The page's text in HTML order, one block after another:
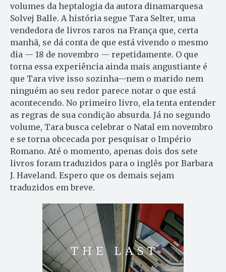
volumes da heptalogia da autora dinamarquesa
Solvej Balle. A história segue Tara Selter, uma
vendedora de livros raros na França que, certa
manhã, se dá conta de que está vivendo o mesmo
dia — 18 de novembro — repetidamente. O que
torna essa experiência ainda mais angustiante é
que Tara vive isso sozinha—nem o marido nem
ninguém ao seu redor parece notar o que está
acontecendo. No primeiro livro, ela tenta entender
as regras de sua condição absurda. Já no segundo
volume, Tara busca celebrar o Natal em novembro
e se torna obcecada por pesquisar o Império
Romano. Até o momento, apenas dois dos sete
livros foram traduzidos para o inglês por Barbara
J. Haveland. Espero que os demais sejam
traduzidos em breve.